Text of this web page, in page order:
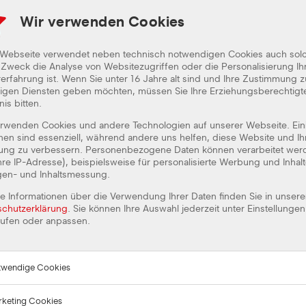
Wir verwenden Cookies
verwendet neben technisch notwendigen Cookies auch
die Analyse von Websitezugriffen oder die Personalisierung
ist. Wenn Sie unter 16 Jahre alt sind und Ihre Zustimmung
Diensten geben möchten, müssen Sie Ihre
bitten.
Cookies und andere Technologien auf unserer Webseite.
sind essenziell, während andere uns helfen, diese Website und
zu verbessern. Personenbezogene Daten können verarbeitet
IP-Adresse), beispielsweise für personalisierte Werbung und
und Inhaltsmessung.
Informationen über die Verwendung Ihrer Daten finden Sie in
. Sie können Ihre Auswahl jederzeit unter Einstellungen
oder anpassen.
Cookies
Cookies
BEWERBUNG ANGABEN
PERSÖNLICHE ANGABEN
Anrede* Herr Frau
Vorname*